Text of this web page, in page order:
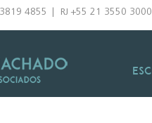
4855 RJ +55 21 3550 3000